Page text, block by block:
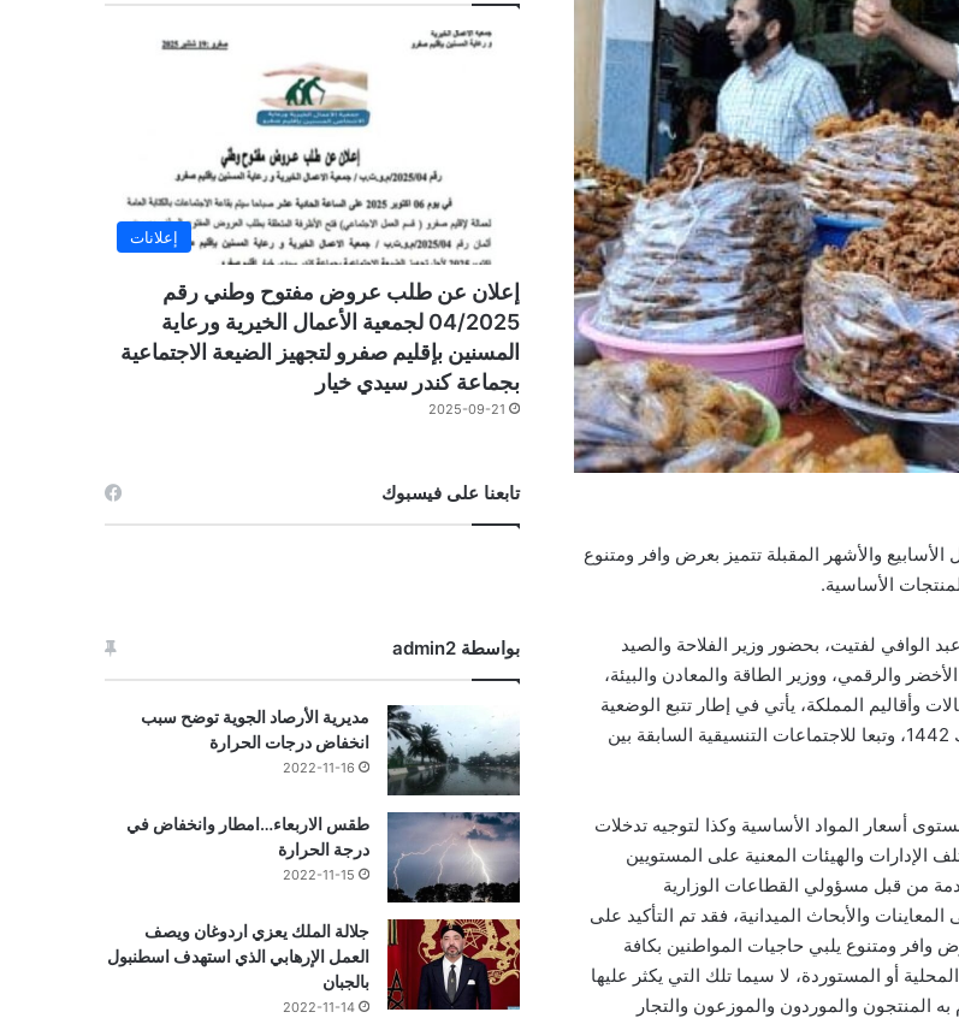
الأسابيع والأشهر المقبلة تتميز بعرض وافر ومتنوع
الأساسية.
الوافي لفتيت، بحضور وزير الفلاحة والصيد
والرقمي، ووزير الطاقة والمعادن والبيئة،
وأقاليم المملكة، يأتي في إطار تتبع الوضعية
العامة للتموين والأسعار والإجراءات المعتمدة للتحضير لشهر رمضان المبارك 1442، وتبعا للاجتماعات التنسيقية السابقة بين
أسعار المواد الأساسية وكذا لتوجيه تدخلات
الإدارات والهيئات المعنية على المستويين
من قبل مسؤولي القطاعات الوزارية
والأبحاث الميدانية، فقد تم التأكيد على
وافر ومتنوع يلبي حاجيات المواطنين بكافة
أو المستوردة، لا سيما تلك التي يكثر عليها
المنتجون والموردون والموزعون والتجار
إعلانات
إعلان عن طلب عروض مفتوح وطني رقم
04/2025 لجمعية الأعمال الخيرية ورعاية
المسنين بإقليم صفرو لتجهيز الضيعة الاجتماعية
بجماعة كندر سيدي خيار
2025-09-21
تابعنا على فيسبوك
بواسطة admin2
مديرية الأرصاد الجوية توضح سبب
انخفاض درجات الحرارة
2022-11-16
طقس الاربعاء…امطار وانخفاض في
درجة الحرارة
2022-11-15
جلالة الملك يعزي اردوغان ويصف
العمل الإرهابي الذي استهدف اسطنبول
بالجبان
2022-11-14